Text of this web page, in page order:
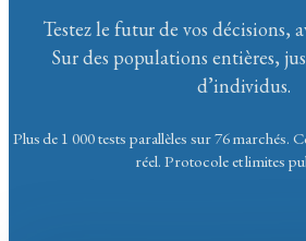
Testez le futur de vos décisions,
Sur des populations entières,
d’individus.
Plus de 1 000 tests parallèles sur 76 marchés.
réel. Protocole et limites